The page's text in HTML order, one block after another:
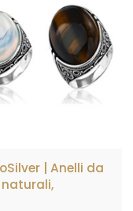
| Anelli da